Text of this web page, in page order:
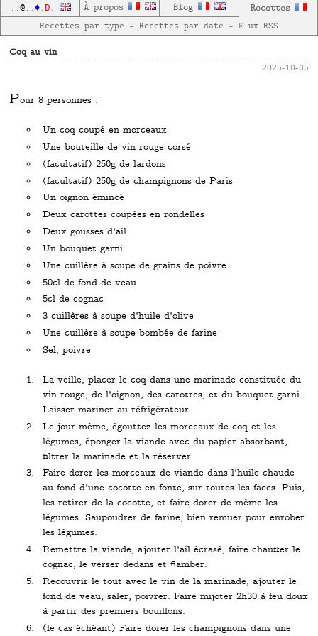
..@..♦.D. À propos Blog Recettes
Recettes par type — Recettes par date — Flux RSS
Coq au vin
2025-10-05
Pour 8 personnes :
Un coq coupé en morceaux
Une bouteille de vin rouge corsé
(facultatif) 250g de lardons
(facultatif) 250g de champignons de Paris
Un oignon émincé
Deux carottes coupées en rondelles
Deux gousses d'ail
Un bouquet garni
Une cuillère à soupe de grains de poivre
50cl de fond de veau
5cl de cognac
3 cuillères à soupe d'huile d'olive
Une cuillère à soupe bombée de farine
Sel, poivre
La veille, placer le coq dans une marinade constituée du
vin rouge, de l'oignon, des carottes, et du bouquet garni.
Laisser mariner au réfrigérateur.
Le jour même, égouttez les morceaux de coq et les
légumes, éponger la viande avec du papier absorbant,
filtrer la marinade et la réserver.
Faire dorer les morceaux de viande dans l'huile chaude
au fond d'une cocotte en fonte, sur toutes les faces. Puis,
les retirer de la cocotte, et faire dorer de même les
légumes. Saupoudrer de farine, bien remuer pour enrober
les légumes.
Remettre la viande, ajouter l'ail écrasé, faire chauffer le
cognac, le verser dedans et flamber.
Recouvrir le tout avec le vin de la marinade, ajouter le
fond de veau, saler, poivrer. Faire mijoter 2h30 à feu doux
à partir des premiers bouillons.
(le cas échéant) Faire dorer les champignons dans une